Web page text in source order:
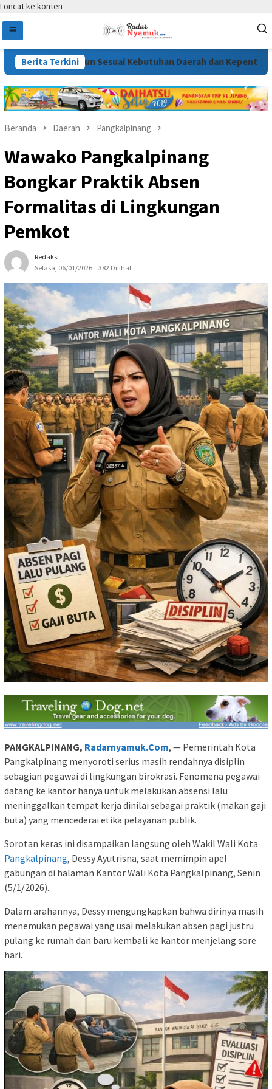
Loncat ke konten
Berita Terkini
Disusun Sesuai Kebutuhan Daerah dan Kepentingan Masyarakat
Beranda Daerah Pangkalpinang
Wawako Pangkalpinang
Bongkar Praktik Absen
Formalitas di Lingkungan
Pemkot
Redaksi
Selasa, 06/01/2026
382 Dilihat
PANGKALPINANG, Radarnyamuk.Com, — Pemerintah Kota
Pangkalpinang menyoroti serius masih rendahnya disiplin
sebagian pegawai di lingkungan birokrasi. Fenomena pegawai
datang ke kantor hanya untuk melakukan absensi lalu
meninggalkan tempat kerja dinilai sebagai praktik (makan gaji
buta) yang mencederai etika pelayanan publik.
Sorotan keras ini disampaikan langsung oleh Wakil Wali Kota
Pangkalpinang, Dessy Ayutrisna, saat memimpin apel
gabungan di halaman Kantor Wali Kota Pangkalpinang, Senin
(5/1/2026).
Dalam arahannya, Dessy mengungkapkan bahwa dirinya masih
menemukan pegawai yang usai melakukan absen pagi justru
pulang ke rumah dan baru kembali ke kantor menjelang sore
hari.